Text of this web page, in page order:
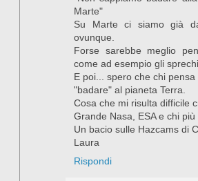
Marte"
Su Marte ci siamo già
ovunque.
Forse sarebbe meglio
come ad esempio gli
E poi... spero che chi
"badare" al pianeta Terra.
Cosa che mi risulta difficile
Grande Nasa, ESA e chi più
Un bacio sulle Hazcams di
Laura
Rispondi